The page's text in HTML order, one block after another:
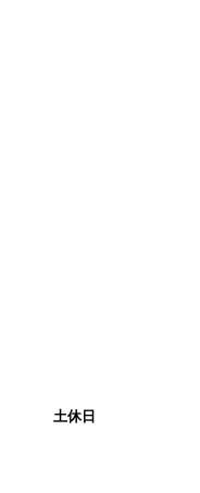
土休日